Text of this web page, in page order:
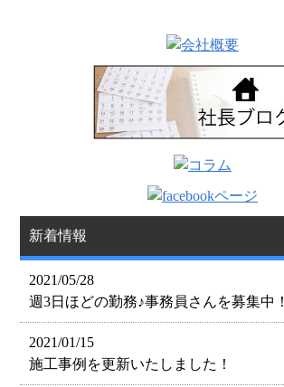
新着情報
2021/05/28
週3日ほどの勤務♪事務員さんを募集中！
2021/01/15
施工事例を更新いたしました！